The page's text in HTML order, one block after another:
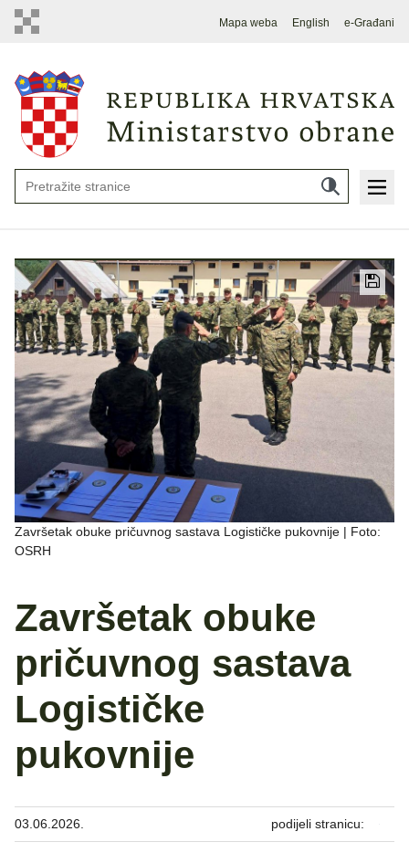
Mapa weba English e-Građani
Završetak obuke pričuvnog sastava Logističke pukovnije | Foto:
OSRH
Završetak obuke
pričuvnog sastava
Logističke
pukovnije
03.06.2026. podijeli stranicu: